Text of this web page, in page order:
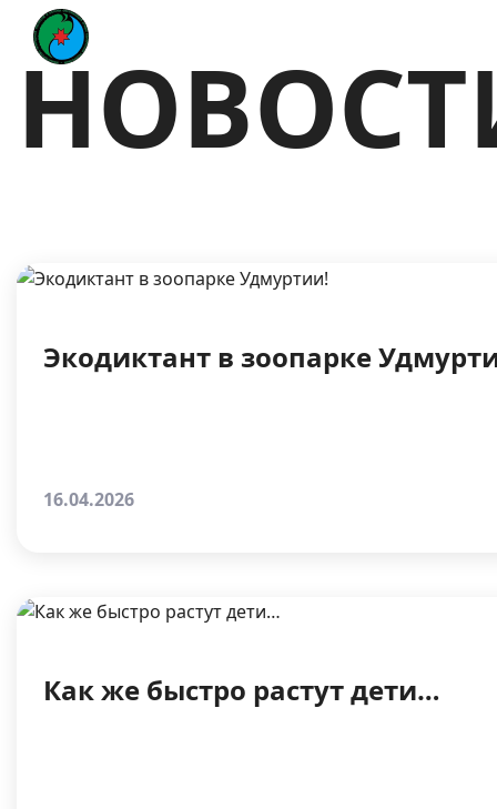
Экодиктант в зоопарке
16.04.2026
Как же быстро растут дети…